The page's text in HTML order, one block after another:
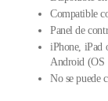
Compatible
Panel de
iPhone, iPad
Android (OS
No se puede